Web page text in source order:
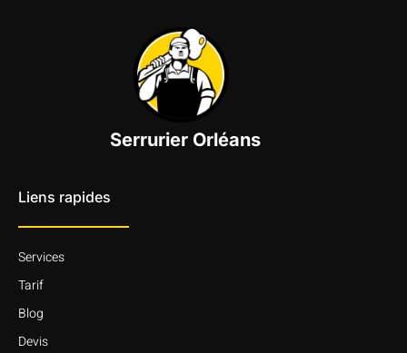
Serrurier Orléans
Liens rapides
Services
Tarif
Blog
Devis